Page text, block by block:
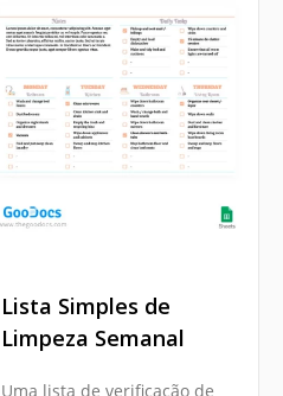
Brilhante
Não é tão difícil fazer a
limpeza se você tiver uma
lista com todas as coisas
que precisa fazer. Nosso
modelo é um exemplo
Lista Simples de
Limpeza Semanal
Uma lista de verificação de